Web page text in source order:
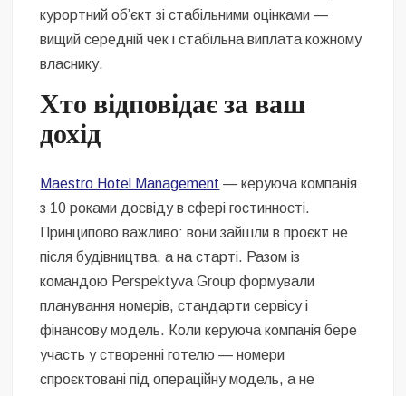
курортний об’єкт зі стабільними оцінками —
вищий середній чек і стабільна виплата кожному
власнику.
Хто відповідає за ваш
дохід
Maestro Hotel Management — керуюча компанія
з 10 роками досвіду в сфері гостинності.
Принципово важливо: вони зайшли в проєкт не
після будівництва, а на старті. Разом із
командою Perspektyva Group формували
планування номерів, стандарти сервісу і
фінансову модель. Коли керуюча компанія бере
участь у створенні готелю — номери
спроєктовані під операційну модель, а не